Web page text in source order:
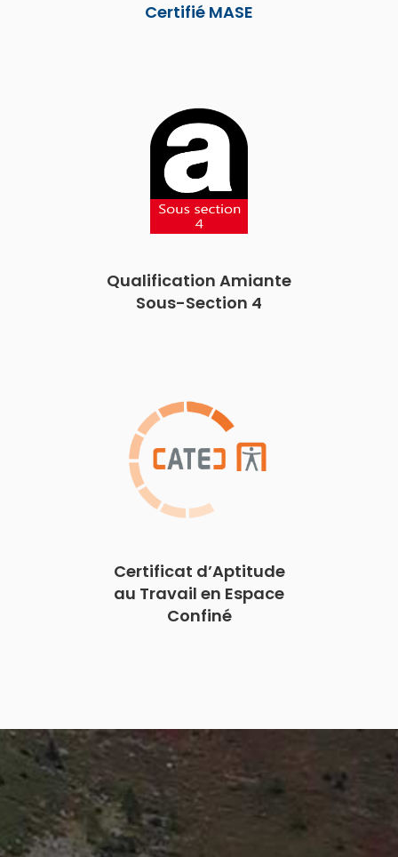
Certifié MASE
Qualification Amiante
Sous-Section 4
Certificat d’Aptitude
au Travail en Espace
Confiné